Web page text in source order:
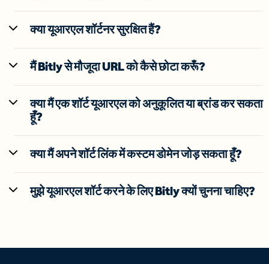
क्या यूआरएल शॉर्टनर सुरक्षित हैं?
मैं Bitly से मौजूदा URL को कैसे छोटा करूँ?
क्या मैं एक शॉर्ट यूआरएल को अनुकूलित या ब्रांड कर सकता
हूँ?
क्या मैं अपने शॉर्ट लिंक में कस्टम डोमेन जोड़ सकता हूँ?
मुझे यूआरएल शॉर्ट करने के लिए Bitly क्यों चुनना चाहिए?